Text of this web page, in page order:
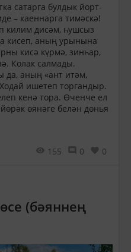
сатарга булдык йорт-
– каеннарга тимәскә!
килим дисәм, һушсыз
кисеп, аның урынына
кисә күрмә, зинһар,
Колак салмады.
да, аның «ант итәм,
ишетеп торгандыр.
кенә тора. Өченче ел
өянәге белән дөнья
155 0 0
(бәяннең